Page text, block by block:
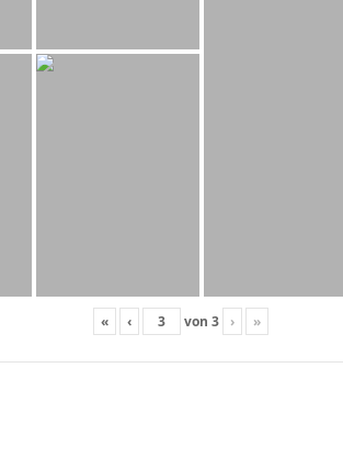
« ‹ von 3 › »